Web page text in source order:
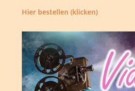
Hier bestellen (klicken)